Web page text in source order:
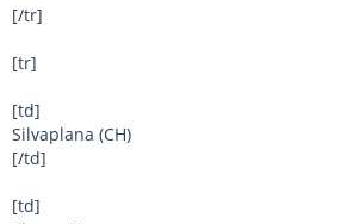
[/tr]
[tr]
[td]
Silvaplana (CH)
[/td]
[td]